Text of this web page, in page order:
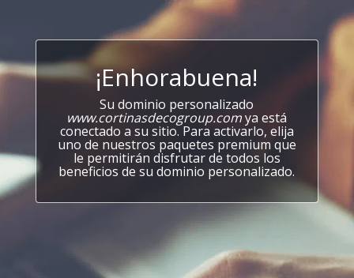
¡Enhorabuena!
Su dominio personalizado
www.cortinasdecogroup.comya está
conectado a su sitio. Para activarlo, elija
uno de nuestros paquetes premium que
le permitirán disfrutar de todos los
beneficios de su dominio personalizado.